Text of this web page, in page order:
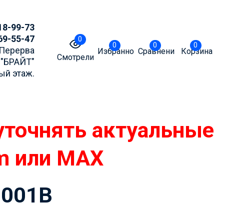
99-73
55-47
этаж.
0
Смотрели
0
Избранное
0
Сравнение
0
Корзина
актуальные
или MAX